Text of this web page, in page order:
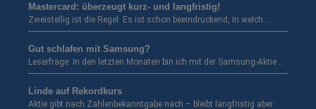
Mastercard: überzeugt kurz- und langfristig!
Zweistellig ist die Regel. Es ist schon beeindruckend, in welch …
Gut schlafen mit Samsung?
Leserfrage: In den letzten Monaten bin ich mit der Samsung-Aktie …
Linde auf Rekordkurs
Aktie gibt nach Zahlenbekanntgabe nach – bleibt langfristig aber